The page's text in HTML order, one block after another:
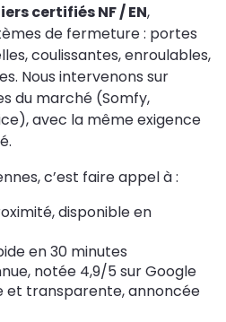
certifiés NF / EN,
de fermeture : portes
coulissantes, enroulables,
Nous intervenons sur
du marché (Somfy,
avec la même exigence
c’est faire appel à :
disponible en
en 30 minutes
notée 4,9/5 sur Google
et transparente, annoncée